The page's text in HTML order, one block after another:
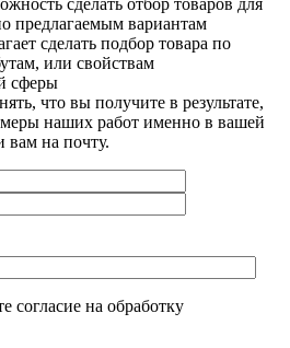
сферы
что вы получите в результате,
наших работ именно в вашей
вам на почту.
согласие на обработку